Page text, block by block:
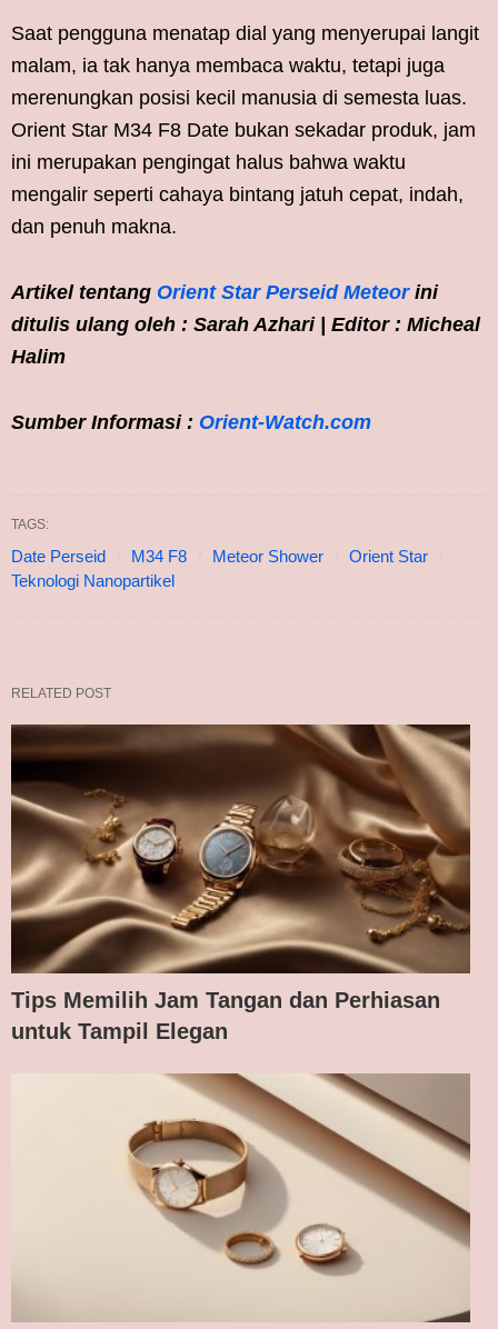
Saat pengguna menatap dial yang menyerupai langit
malam, ia tak hanya membaca waktu, tetapi juga
merenungkan posisi kecil manusia di semesta luas.
Orient Star M34 F8 Date bukan sekadar produk, jam
ini merupakan pengingat halus bahwa waktu
mengalir seperti cahaya bintang jatuh cepat, indah,
dan penuh makna.
Artikel tentang Orient Star Perseid Meteorini
ditulis ulang oleh : Sarah Azhari | Editor : Micheal
Halim
Sumber Informasi : Orient-Watch.com
TAGS:
Date Perseid M34 F8 Meteor Shower
Orient Star
Teknologi Nanopartikel
RELATED POST
Tips Memilih Jam Tangan dan Perhiasan
untuk Tampil Elegan